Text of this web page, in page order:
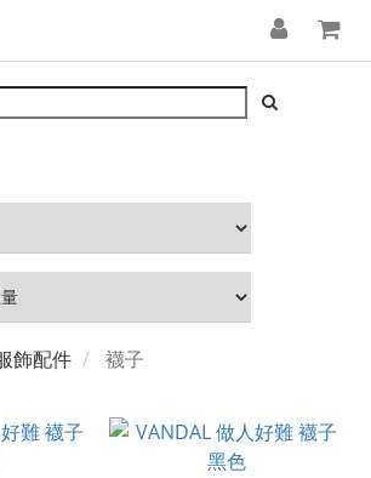
飾配件 襪子